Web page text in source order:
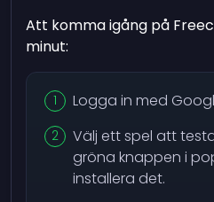
Att komma igång på
minut:
Logga in med
Välj ett spel att
gröna knappen i
installera det.